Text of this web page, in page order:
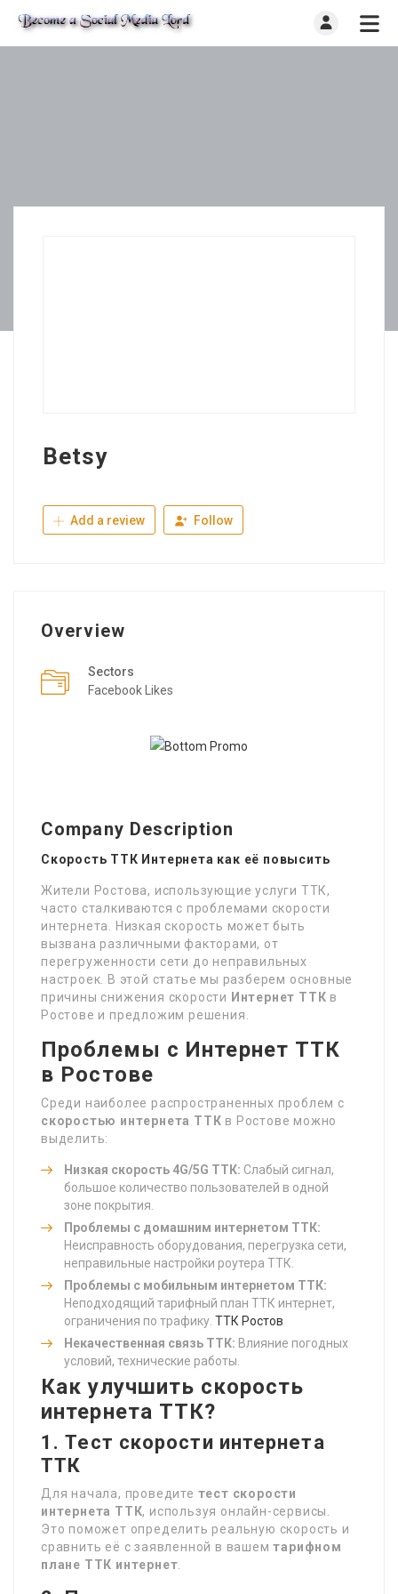
Betsy
Add a review Follow
Overview
Sectors
Facebook Likes
Company Description
Скорость ТТК Интернета как её повысить
Жители Ростова, использующие услуги ТТК,
часто сталкиваются с проблемами скорости
интернета. Низкая скорость может быть
вызвана различными факторами, от
перегруженности сети до неправильных
настроек. В этой статье мы разберем основные
причины снижения скорости Интернет ТТК в
Ростове и предложим решения.
Проблемы с Интернет ТТК
в Ростове
Среди наиболее распространенных проблем с
скоростью интернета ТТК в Ростове можно
выделить:
Низкая скорость 4G/5G ТТК: Слабый сигнал,
большое количество пользователей в одной
зоне покрытия.
Проблемы с домашним интернетом ТТК:
Неисправность оборудования, перегрузка сети,
неправильные настройки роутера ТТК.
Проблемы с мобильным интернетом ТТК:
Неподходящий тарифный план ТТК интернет,
ограничения по трафику. ТТК Ростов
Некачественная связь ТТК: Влияние погодных
условий, технические работы.
Как улучшить скорость
интернета ТТК?
1. Тест скорости интернета
ТТК
Для начала, проведите тест скорости
интернета ТТК, используя онлайн-сервисы.
Это поможет определить реальную скорость и
сравнить её с заявленной в вашемтарифном
плане ТТК интернет